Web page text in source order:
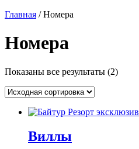
Главная / Номера
Номера
Показаны все результаты (2)
Виллы